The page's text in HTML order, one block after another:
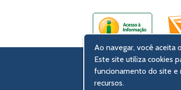
UFCSPA – Universidade
Rua Sarmento Leite, 245
Ao navegar, você aceita o
Este site utiliza cookies
funcionamento do site e
recursos.